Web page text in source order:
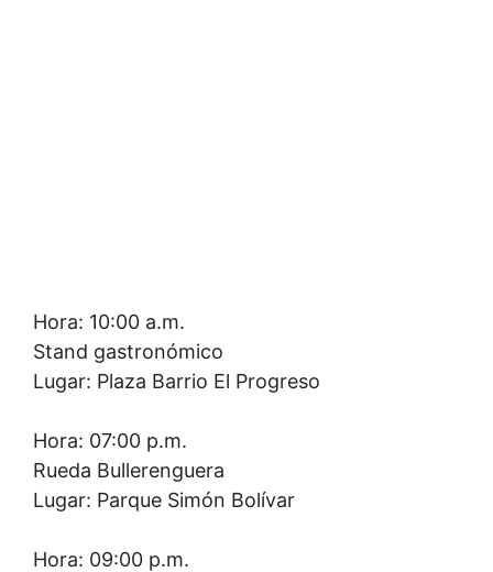
Hora: 10:00 a.m.
Stand gastronómico
Lugar: Plaza Barrio El Progreso
Hora: 07:00 p.m.
Rueda Bullerenguera
Lugar: Parque Simón Bolívar
Hora: 09:00 p.m.